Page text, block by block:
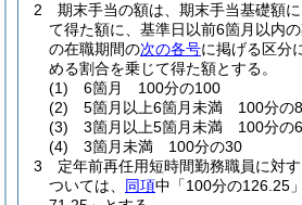
2
期末手当の額は、期末手当基礎額
て得た額に、基準日以前6箇月以内
の在職期間の次の各号に掲げる区分
める割合を乗じて得た額とする。
(1)
6箇月 100分の100
(2)
5箇月以上6箇月未満 100分の
(3)
3箇月以上5箇月未満 100分の
(4)
3箇月未満 100分の30
3
定年前再任用短時間勤務職員に対
ついては、 同項中「100分の126.25